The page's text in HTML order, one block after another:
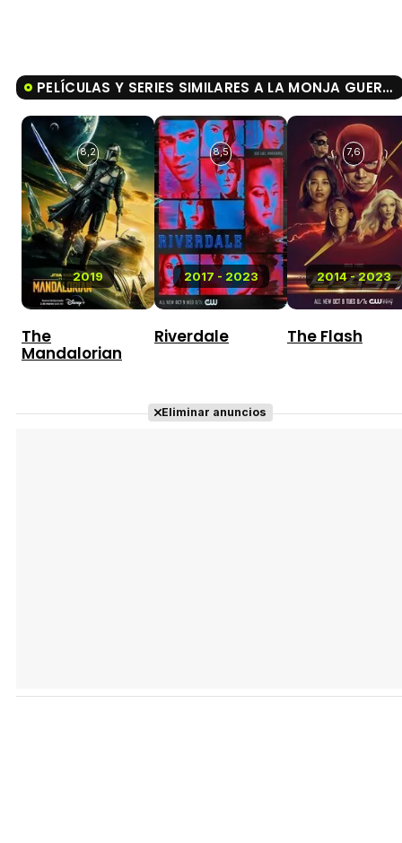
PELÍCULAS Y SERIES SIMILARES A LA MONJA GUERRERA
2019
8,2
The
Mandalorian
2017 - 2023
8,5
Riverdale
2014 - 2023
7,6
The Flash
Eliminar anuncios